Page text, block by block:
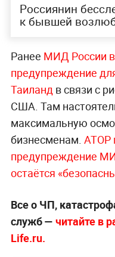
Россиянин
к бывшей
Ранее МИД России
предупреждение
Таиланд в связи с
США. Там
максимальную
бизнесменам. АТОР
предупреждение
остаётся
Все о ЧП,
служб — читайте в
Life.ru.